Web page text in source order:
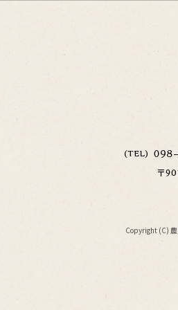
Copyright (C)